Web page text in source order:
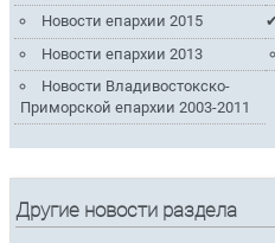
Новости епархии 2015
Новости епархии 2013
Новости Владивостокско-
Приморской епархии 2003-2011
Другие новости раздела